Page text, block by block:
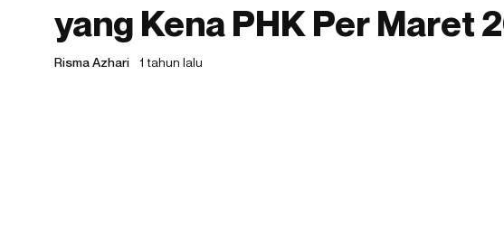
yang Kena PHK Per Maret
Risma Azhari 1 tahun lalu